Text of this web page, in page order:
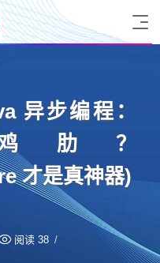
异步编程：
肋？
才是真神器)
阅读 38